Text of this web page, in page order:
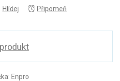
Hlídej Připomeň
Enpro